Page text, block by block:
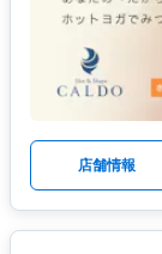
店舗情報